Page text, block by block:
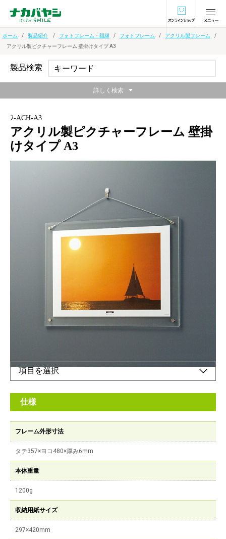
オンラインショ
ホーム 製品紹介 フォトフレーム・額縁 フォトフレーム
アクリル製フレーム
アクリル製ピクチャーフレーム 壁掛けタイプ A3
ﾌ-ACH-A3
アクリル製ピクチャーフレーム 壁掛
けタイプ A3
アクリル製 壁掛けタイプのピクチャーフレーム
※壁に取り付ける金具（フック）は付属しておりません。市販の
壁の種類にあった専用金具（フック）をご使用ください。
仕様
フレーム外形寸法
タテ357×ヨコ480×厚み6mm
本体重量
1200g
収納用紙サイズ
297×420mm
製品検索
詳しく検索